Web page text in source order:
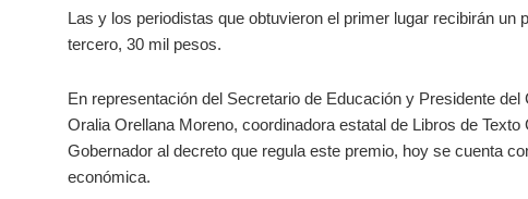
Las y los periodistas que obtuvieron el primer lugar recibirán
tercero, 30 mil pesos.
En representación del Secretario de Educación y Presidente
Oralia Orellana Moreno, coordinadora estatal de Libros de
Gobernador al decreto que regula este premio, hoy se cuenta
económica.